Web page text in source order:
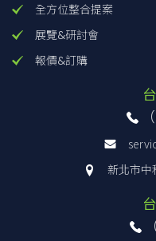
全方位整合提案
展覽&研討會
報價&訂購
新北市中